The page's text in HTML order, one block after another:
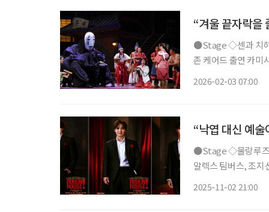
“겨울 끝자락을
●Stage ◇센과 치히로의 행방불명 일정 3월 22일까지 장소 예술의전당 오페라극장 연출
존 케어드 출연 카미
2026-02-03 07:00
“낙엽 대신 예
●Stage ◇물랑루즈! 일정 11월 27일 ~ 2026년 2월 22일 장소 블루스퀘어 신한카드홀 연출
알렉스 팀버스, 조지
2025-11-02 21:00